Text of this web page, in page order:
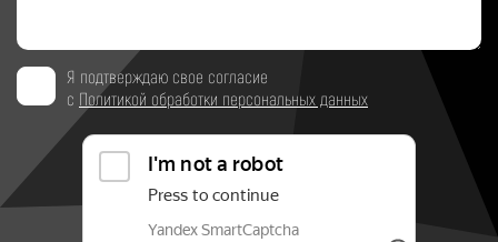
Я подтверждаю свое согласие
с Политикой обработки персональных данных